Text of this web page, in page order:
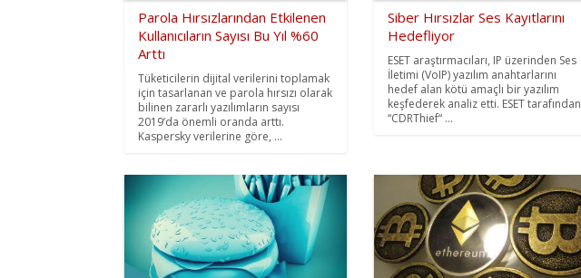
Parola Hırsızlarından Etkilenen
Kullanıcıların Sayısı Bu Yıl %60
Arttı
Tüketicilerin dijital verilerini toplamak
için tasarlanan ve parola hırsızı olarak
bilinen zararlı yazılımların sayısı
2019’da önemli oranda arttı.
Kaspersky verilerine göre, ...
Siber Hırsızlar Ses Kayıtlarını
Hedefliyor
ESET araştırmacıları, IP üzerinden Ses
İletimi (VoIP) yazılım anahtarlarını
hedef alan kötü amaçlı bir yazılım
keşfederek analiz etti. ESET tarafından
“CDRThief“ ...